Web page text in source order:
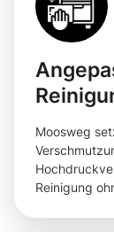
Moosweg
Reinigung